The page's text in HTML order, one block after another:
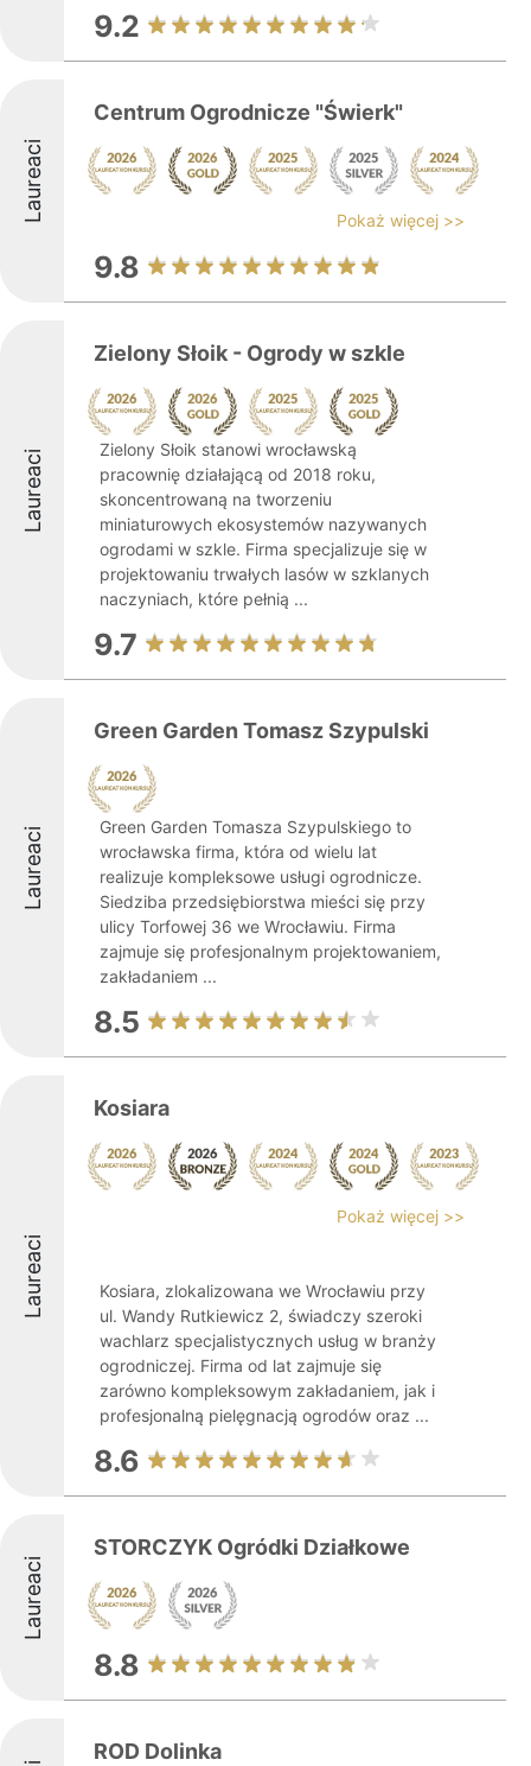
9.2
Laureaci
Centrum Ogrodnicze "Świerk"
Pokaż więcej >>
9.8
Laureaci
Zielony Słoik - Ogrody w szkle
Zielony Słoik stanowi wrocławską
pracownię działającą od 2018 roku,
skoncentrowaną na tworzeniu
miniaturowych ekosystemów nazywanych
ogrodami w szkle. Firma specjalizuje się w
projektowaniu trwałych lasów w szklanych
naczyniach, które pełnią ...
9.7
Laureaci
Green Garden Tomasz Szypulski
Green Garden Tomasza Szypulskiego to
wrocławska firma, która od wielu lat
realizuje kompleksowe usługi ogrodnicze.
Siedziba przedsiębiorstwa mieści się przy
ulicy Torfowej 36 we Wrocławiu. Firma
zajmuje się profesjonalnym projektowaniem,
zakładaniem ...
8.5
Laureaci
Kosiara
Pokaż więcej >>
Kosiara, zlokalizowana we Wrocławiu przy
ul. Wandy Rutkiewicz 2, świadczy szeroki
wachlarz specjalistycznych usług w branży
ogrodniczej. Firma od lat zajmuje się
zarówno kompleksowym zakładaniem, jak i
profesjonalną pielęgnacją ogrodów oraz ...
8.6
Laureaci
STORCZYK Ogródki Działkowe
8.8
ROD Dolinka